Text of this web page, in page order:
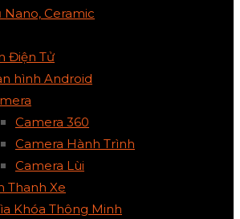
Nano, Ceramic
Điện Tử
hình Android
Camera 360
Camera Hành Trình
Camera Lùi
Thanh Xe
Khóa Thông Minh